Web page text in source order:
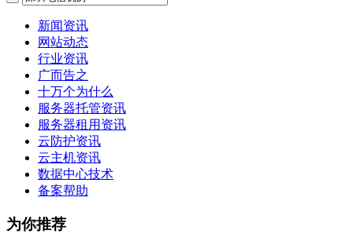
新闻资讯
网站动态
行业资讯
广而告之
十万个为什么
服务器托管资讯
服务器租用资讯
云防护资讯
云主机资讯
数据中心技术
备案帮助
为你推荐